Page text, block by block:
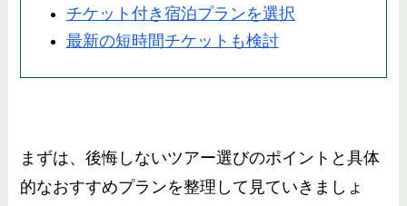
チケット付き宿泊プランを選択
最新の短時間チケットも検討
まずは、後悔しないツアー選びのポイントと具体
的なおすすめプランを整理して見ていきましょ